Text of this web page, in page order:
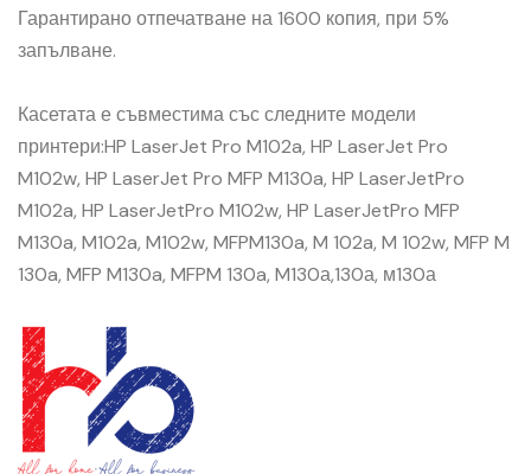
Гарантирано отпечатване на 1600 копия, при 5%
запълване.
Касетата е съвместима със следните модели
принтери:HP LaserJet Pro M102a, HP LaserJet Pro
M102w, HP LaserJet Pro MFP M130a, HP LaserJetPro
M102a, HP LaserJetPro M102w, HP LaserJetPro MFP
M130a, M102a, M102w, MFPM130a, M 102a, M 102w, MFP M
130a, MFP M130a, MFPM 130a, M130а,130а, м130а